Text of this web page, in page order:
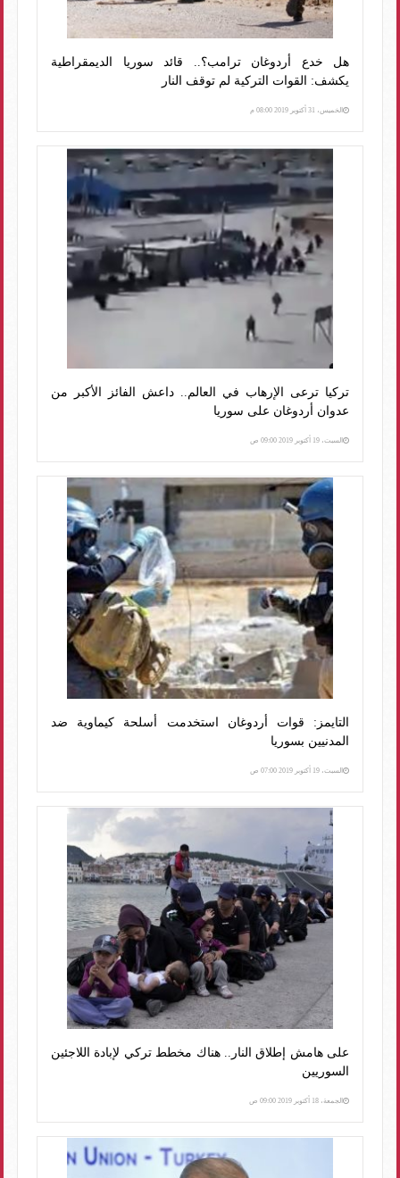
هل خدع أردوغان ترامب؟.. قائد سوريا الديمقراطية
يكشف: القوات التركية لم توقف النار
الخميس، 31 أكتوبر 2019 08:00 م
تركيا ترعى الإرهاب في العالم.. داعش الفائز الأكبر من
عدوان أردوغان على سوريا
السبت، 19 أكتوبر 2019 09:00 ص
التايمز: قوات أردوغان استخدمت أسلحة كيماوية ضد
المدنيين بسوريا
السبت، 19 أكتوبر 2019 07:00 ص
على هامش إطلاق النار.. هناك مخطط تركي لإبادة اللاجئين
السوريين
الجمعة، 18 أكتوبر 2019 09:00 ص